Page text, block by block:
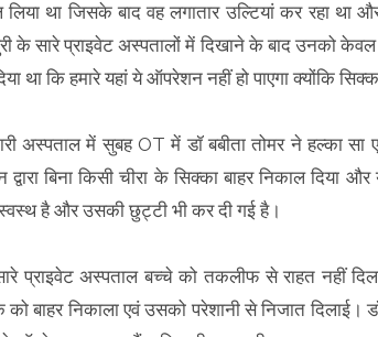
लिया था जिसके बाद वह लगातार उल्टियां कर रहा
के सारे प्राइवेट अस्पतालों में दिखाने के बाद उनको
था कि हमारे यहां ये ऑपरेशन नहीं हो पाएगा क्योंकि
अस्पताल में सुबह OT में डॉ बबीता तोमर ने हल्का सा
द्वारा बिना किसी चीरा के सिक्का बाहर निकाल
है और उसकी छुट्टी भी कर दी गई है।
प्राइवेट अस्पताल बच्चे को तकलीफ से राहत नहीं
को बाहर निकाला एवं उसको परेशानी से निजात